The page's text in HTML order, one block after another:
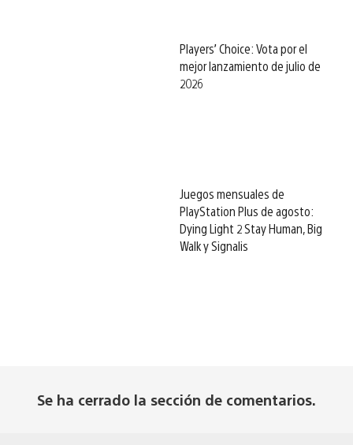
Players’ Choice: Vota por el
mejor lanzamiento de julio de
2026
Juegos mensuales de
PlayStation Plus de agosto:
Dying Light 2 Stay Human, Big
Walk y Signalis
Se ha cerrado la sección de comentarios.